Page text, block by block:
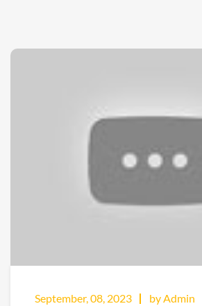
September, 08, 2023 by Admin